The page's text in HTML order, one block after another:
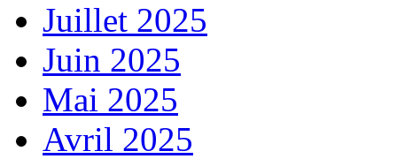
Juillet 2025
Juin 2025
Mai 2025
Avril 2025